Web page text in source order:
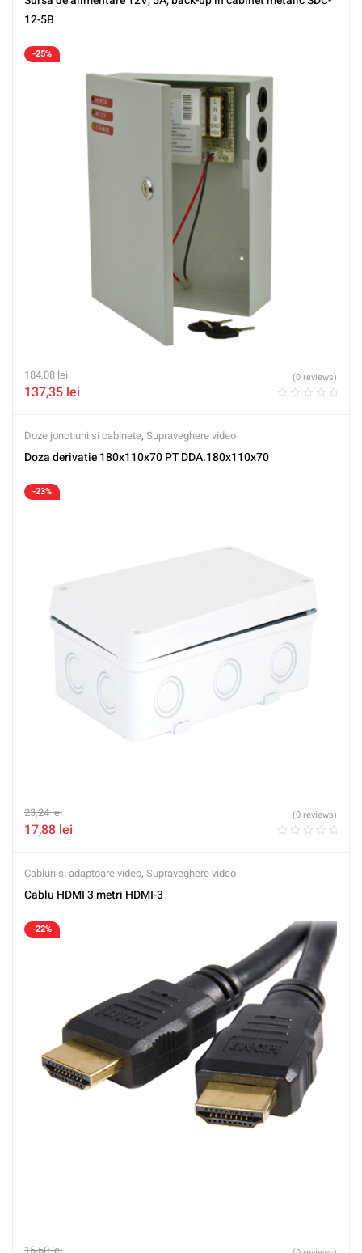
12-5B
-25%
184,08lei
137,35 lei
(0 reviews)
Doze jonctiuni si cabinete, Supraveghere video
Doza derivatie 180x110x70 PT DDA.180x110x70
-23%
23,24lei
17,88 lei
(0 reviews)
Cabluri si adaptoare video, Supraveghere video
Cablu HDMI 3 metri HDMI-3
-22%